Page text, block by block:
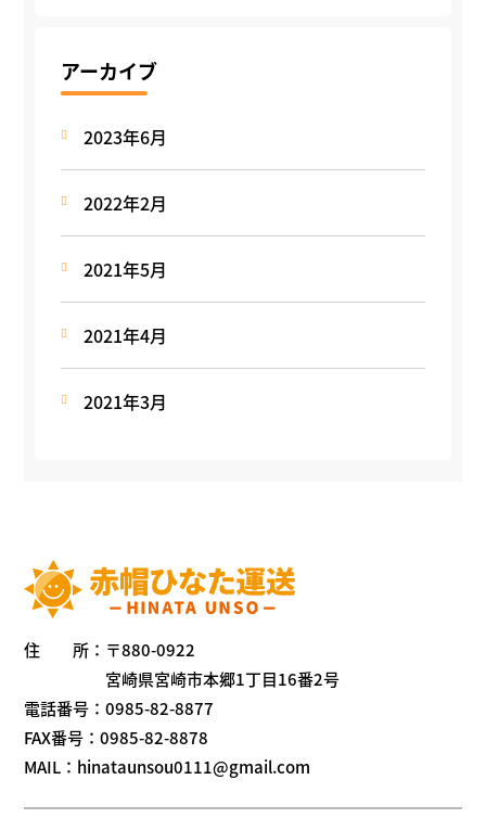
アーカイブ
2023年6月
2022年2月
2021年5月
2021年4月
2021年3月
住 所：〒880-0922
宮崎県宮崎市本郷1丁目16番2号
電話番号：0985-82-8877
FAX番号：0985-82-8878
MAIL：hinataunsou0111@gmail.com